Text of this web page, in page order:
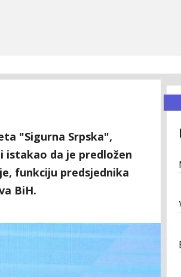
"Sigurna Srpska",
istakao da je predložen
funkciju predsjednika
BiH.